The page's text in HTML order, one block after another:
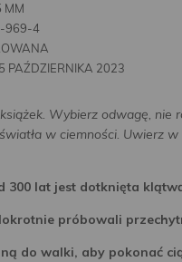
MM
969-4
PAŹDZIERNIKA 2023
Wybierz odwagę, nie
w ciemności. Uwierz w
300 lat jest dotknięta
próbowali
do walki, aby pokonać